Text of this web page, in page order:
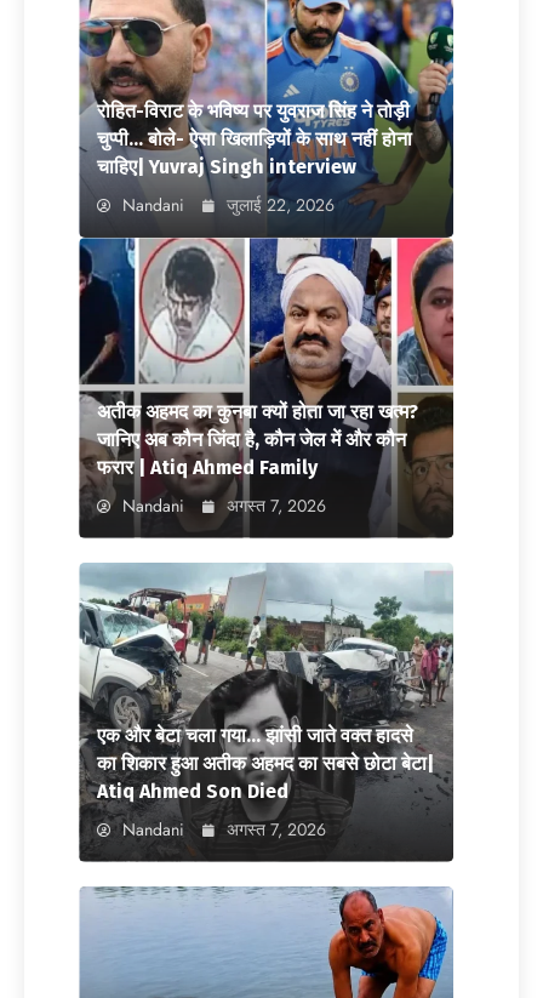
रोहित-विराट के भविष्य पर युवराज सिंह ने तोड़ी
चुप्पी… बोले- ऐसा खिलाड़ियों के साथ नहीं होना
चाहिए| Yuvraj Singh interview
Nandani जुलाई 22, 2026
अतीक अहमद का कुनबा क्यों होता जा रहा खत्म?
जानिए अब कौन जिंदा है, कौन जेल में और कौन
फरार | Atiq Ahmed Family
Nandani अगस्त 7, 2026
एक और बेटा चला गया… झांसी जाते वक्त हादसे
का शिकार हुआ अतीक अहमद का सबसे छोटा बेटा|
Atiq Ahmed Son Died
Nandani अगस्त 7, 2026